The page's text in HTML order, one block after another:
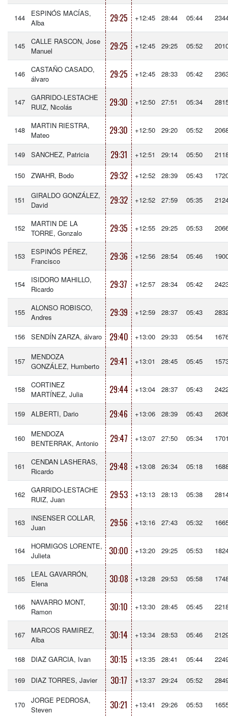
144
ESPINÓS MACÍAS,
Alba
29:25 +12:45 28:44 05:44
145
CALLE RASCON, Jose
Manuel
29:25 +12:45 29:25 05:52
146
CASTAÑO CASADO,
álvaro
29:25 +12:45 28:33 05:42
147
GARRIDO-LESTACHE
RUIZ, Nicolás
29:30 +12:50 27:51 05:34
148
MARTIN RIESTRA,
Mateo
29:30 +12:50 29:20 05:52
149 SANCHEZ, Patricia 29:31 +12:51 29:14 05:50
150 ZWAHR, Bodo 29:32 +12:52 28:39 05:43
151
GIRALDO GONZÁLEZ,
David
29:32 +12:52 27:59 05:35
152
MARTIN DE LA
TORRE, Gonzalo
29:35 +12:55 29:25 05:53
153
ESPINÓS PÉREZ,
Francisco
29:36 +12:56 28:54 05:46
154
ISIDORO MAHILLO,
Ricardo
29:37 +12:57 28:34 05:42
155
ALONSO ROBISCO,
Andres
29:39 +12:59 28:37 05:43
156 SENDÍN ZARZA, álvaro 29:40 +13:00 29:33 05:54
157
MENDOZA
GONZÁLEZ, Humberto
29:41 +13:01 28:45 05:45
158
CORTINEZ
MARTÍNEZ, Julia
29:44 +13:04 28:37 05:43
159 ALBERTI, Dario 29:46 +13:06 28:39 05:43
160
MENDOZA
BENTERRAK, Antonio
29:47 +13:07 27:50 05:34
161
CENDAN LASHERAS,
Ricardo
29:48 +13:08 26:34 05:18
162
GARRIDO-LESTACHE
RUIZ, Juan
29:53 +13:13 28:13 05:38
163
INSENSER COLLAR,
Juan
29:56 +13:16 27:43 05:32
164
HORMIGOS LORENTE,
Julieta
30:00 +13:20 29:25 05:53
165
LEAL GAVARRÓN,
Elena
30:08 +13:28 29:53 05:58
166
NAVARRO MONT,
Ramon
30:10 +13:30 28:45 05:45
167
MARCOS RAMIREZ,
Alba
30:14 +13:34 28:53 05:46
168 DIAZ GARCIA, Ivan 30:15 +13:35 28:41 05:44
169 DIAZ TORRES, Javier 30:17 +13:37 29:24 05:52
170
JORGE PEDROSA,
Steven
30:21 +13:41 29:26 05:53